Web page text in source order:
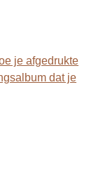
je afgedrukte
dat je